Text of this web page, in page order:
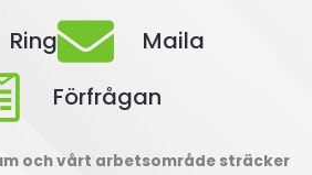
Ring
Maila
Förfrågan
och vårt arbetsområde sträcker